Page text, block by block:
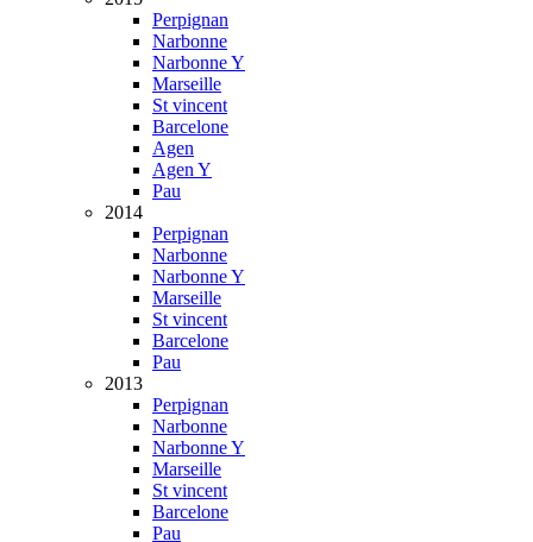
Perpignan
Narbonne
Narbonne Y
Marseille
St vincent
Barcelone
Agen
Agen Y
Pau
2014
Perpignan
Narbonne
Narbonne Y
Marseille
St vincent
Barcelone
Pau
2013
Perpignan
Narbonne
Narbonne Y
Marseille
St vincent
Barcelone
Pau